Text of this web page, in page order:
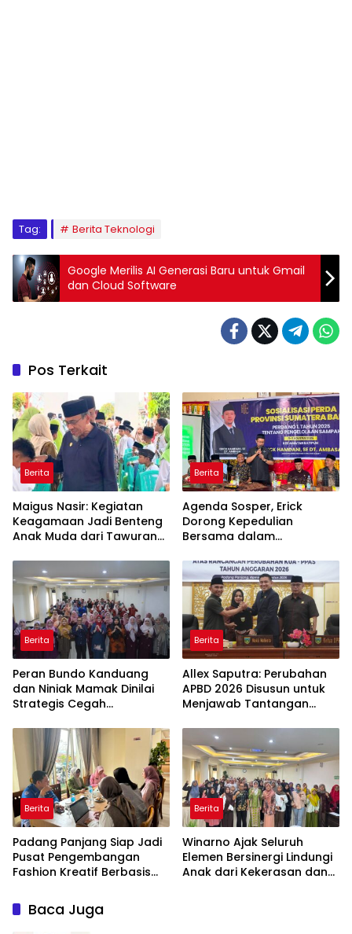
Tag: Berita Teknologi
Google Merilis AI Generasi Baru untuk Gmail
dan Cloud Software
Pos Terkait
Berita
Maigus Nasir: Kegiatan
Keagamaan Jadi Benteng
Anak Muda dari Tawuran
Berita
Agenda Sosper, Erick
Dorong Kepedulian
Bersama dalam
Berita
Peran Bundo Kanduang
dan Niniak Mamak Dinilai
Strategis Cegah
Berita
Allex Saputra: Perubahan
APBD 2026 Disusun untuk
Menjawab Tantangan
Berita
Padang Panjang Siap Jadi
Pusat Pengembangan
Fashion Kreatif Berbasis
Berita
Winarno Ajak Seluruh
Elemen Bersinergi Lindungi
Anak dari Kekerasan dan
Baca Juga